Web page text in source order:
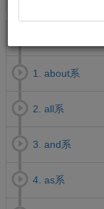
1. about系
2. all系
3. and系
4. as系